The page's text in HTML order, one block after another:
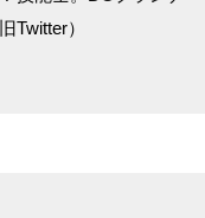
Twitter）